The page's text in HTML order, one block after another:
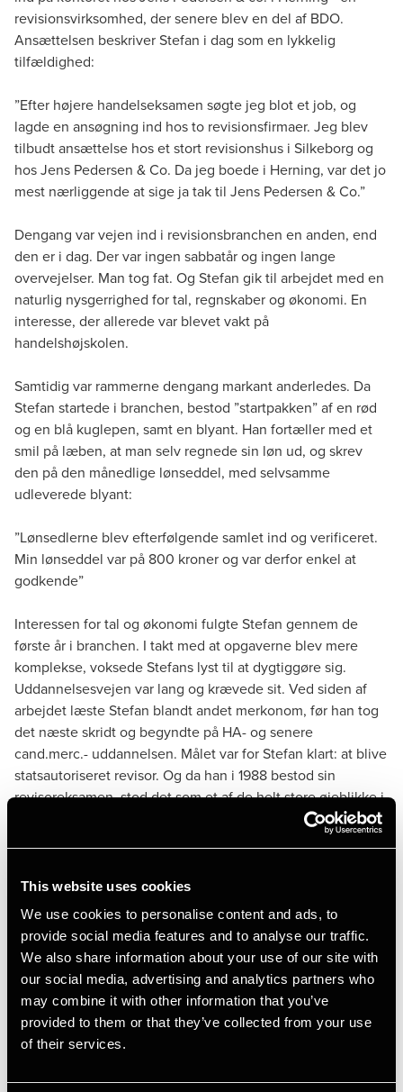
This website uses cookies
We use cookies to personalise content and ads, to
provide social media features and to analyse our traffic.
We also share information about your use of our site with
our social media, advertising and analytics partners who
may combine it with other information that you’ve
provided to them or that they’ve collected from your use
of their services.
revisionsvirksomhed, der senere blev en del af BDO.
Ansættelsen beskriver Stefan i dag som en lykkelig
tilfældighed:
”Efter højere handelseksamen søgte jeg blot et job, og
lagde en ansøgning ind hos to revisionsfirmaer. Jeg blev
tilbudt ansættelse hos et stort revisionshus i Silkeborg og
hos Jens Pedersen & Co. Da jeg boede i Herning, var det jo
mest nærliggende at sige ja tak til Jens Pedersen & Co.”
Dengang var vejen ind i revisionsbranchen en anden, end
den er i dag. Der var ingen sabbatår og ingen lange
overvejelser. Man tog fat. Og Stefan gik til arbejdet med en
naturlig nysgerrighed for tal, regnskaber og økonomi. En
interesse, der allerede var blevet vakt på
handelshøjskolen.
Samtidig var rammerne dengang markant anderledes. Da
Stefan startede i branchen, bestod ”startpakken” af en rød
og en blå kuglepen, samt en blyant. Han fortæller med et
smil på læben, at man selv regnede sin løn ud, og skrev
den på den månedlige lønseddel, med selvsamme
udleverede blyant:
”Lønsedlerne blev efterfølgende samlet ind og verificeret.
Min lønseddel var på 800 kroner og var derfor enkel at
godkende”
Interessen for tal og økonomi fulgte Stefan gennem de
første år i branchen. I takt med at opgaverne blev mere
komplekse, voksede Stefans lyst til at dygtiggøre sig.
Uddannelsesvejen var lang og krævede sit. Ved siden af
arbejdet læste Stefan blandt andet merkonom, før han tog
det næste skridt og begyndte på HA- og senere
cand.merc.- uddannelsen. Målet var for Stefan klart: at blive
statsautoriseret revisor. Og da han i 1988 bestod sin
revisoreksamen, stod det som et af de helt store øjeblikke i
revisoreksamen, det er jo en dag, jeg aldrig glemmer. Det
er en lang uddannelse. Så det var en stor dag, det må jeg
sige”
Fra revision til skat
En række tilfældigheder, åbnede for lidt over 30 år siden
en helt speciel dør op for Stefan. Han var netop blevet
udnævnt som partner på Jens Pedersen & co.’s daværende
Ikast kontor og var der et par år. Men den plan der var